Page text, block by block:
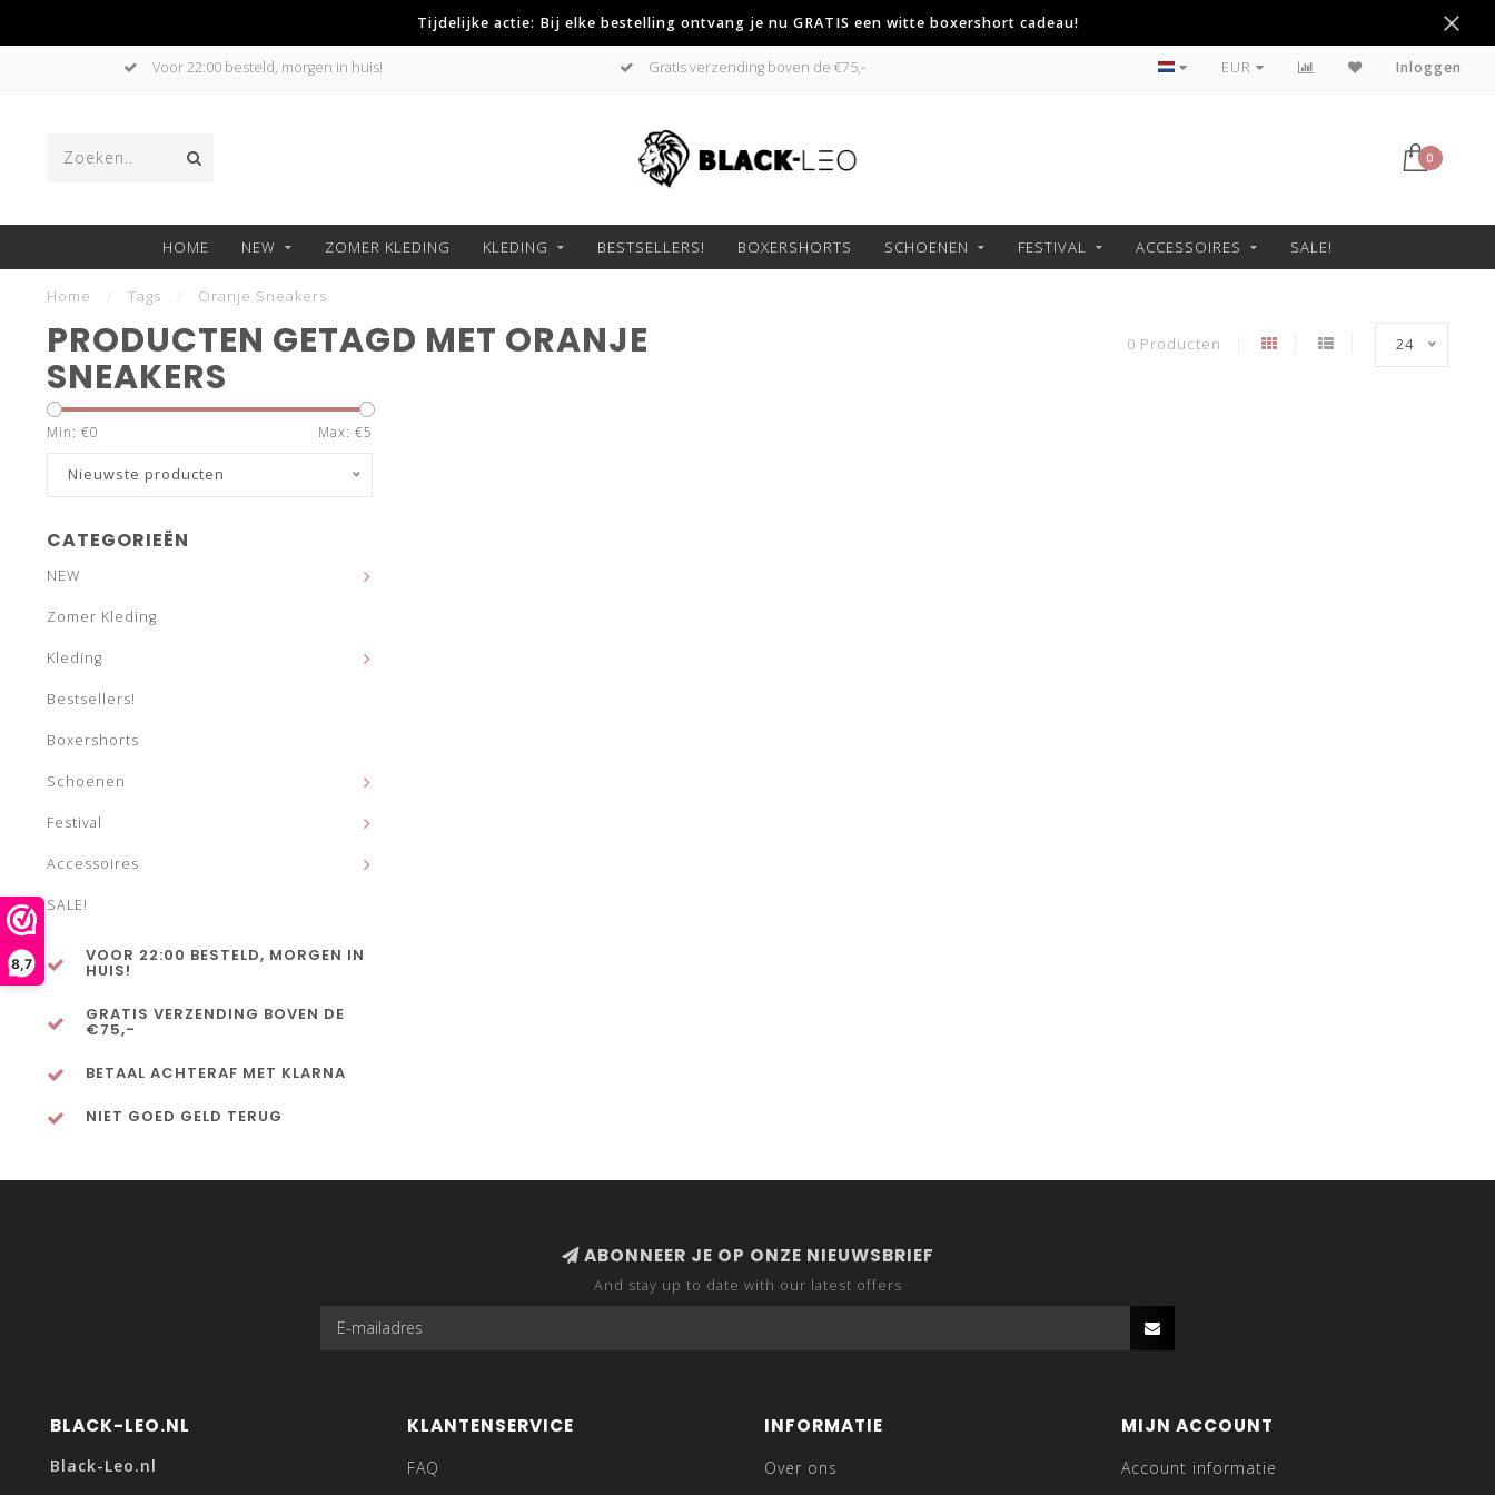
8,7
Tijdelijke actie: Bij elke bestelling ontvang je nu GRATIS een witte boxershort cadeau!
Voor 22:00 besteld, morgen in huis! Gratis verzending boven de €75,- Betaal achteraf met Klarna
EUR Inloggen
0
HOME NEW ZOMER KLEDING KLEDING BESTSELLERS! BOXERSHORTS SCHOENEN FESTIVAL ACCESSOIRES SALE!
Home Tags Oranje Sneakers
PRODUCTEN GETAGD MET ORANJE
SNEAKERS
0 Producten 24
Min: €0 Max: €5
Nieuwste producten
CATEGORIEËN
NEW
Zomer Kleding
Kleding
Bestsellers!
Boxershorts
Schoenen
Festival
Accessoires
SALE!
VOOR 22:00 BESTELD, MORGEN IN
HUIS!
GRATIS VERZENDING BOVEN DE
€75,-
BETAAL ACHTERAF MET KLARNA
NIET GOED GELD TERUG
ABONNEER JE OP ONZE NIEUWSBRIEF
And stay up to date with our latest offers
BLACK-LEO.NL
Black-Leo.nl
KLANTENSERVICE
FAQ
INFORMATIE
Over ons
MIJN ACCOUNT
Account informatie